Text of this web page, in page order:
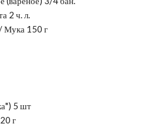
2 ч. л.
Мука 150 г
5 шт
г